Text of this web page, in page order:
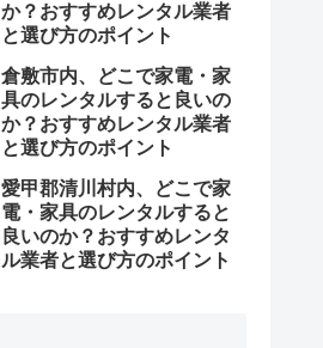
か？おすすめレンタル業者
と選び方のポイント
倉敷市内、どこで家電・家
具のレンタルすると良いの
か？おすすめレンタル業者
と選び方のポイント
愛甲郡清川村内、どこで家
電・家具のレンタルすると
良いのか？おすすめレンタ
ル業者と選び方のポイント